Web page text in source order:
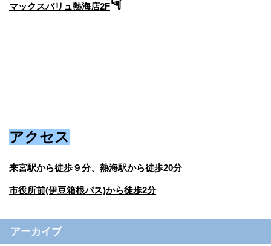
マックスバリュ熱海店2F
アクセス
来宮駅から徒歩９分、熱海駅から徒歩20分
市役所前(伊豆箱根バス)から徒歩2分
アーカイブ